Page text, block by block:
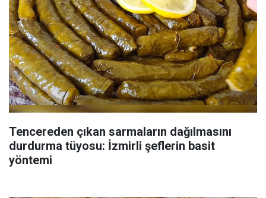
Tencereden çıkan sarmaların dağılmasını
durdurma tüyosu: İzmirli şeflerin basit
yöntemi